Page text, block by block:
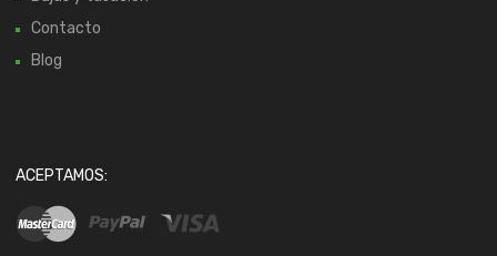
Contacto
Blog
ACEPTAMOS: